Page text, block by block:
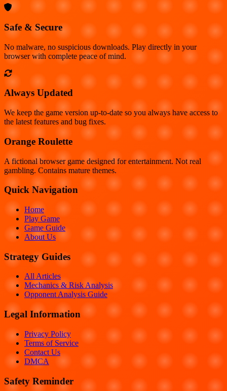
Safe & Secure
No malware, no suspicious downloads. Play directly in your
browser with complete peace of mind.
Always Updated
We keep the game version up-to-date so you always have access to
the latest features and bug fixes.
Orange Roulette
A fictional browser game designed for entertainment. Not real
gambling. Contains mature themes.
Quick Navigation
Home
Play Game
Game Guide
About Us
Strategy Guides
All Articles
Mechanics & Risk Analysis
Opponent Analysis Guide
Legal Information
Privacy Policy
Terms of Service
Contact Us
DMCA
Safety Reminder